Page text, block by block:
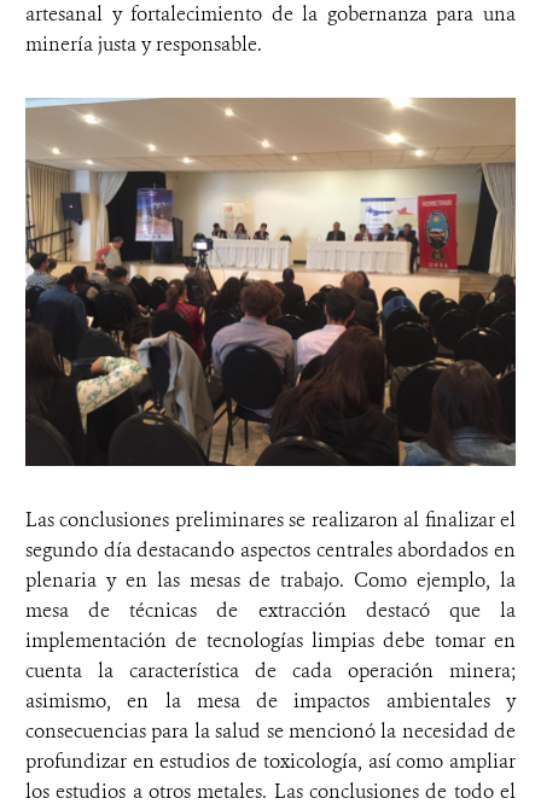
artesanal y fortalecimiento de la gobernanza para una
minería justa y responsable.
Las conclusiones preliminares se realizaron al finalizar el
segundo día destacando aspectos centrales abordados en
plenaria y en las mesas de trabajo. Como ejemplo, la
mesa de técnicas de extracción destacó que la
implementación de tecnologías limpias debe tomar en
cuenta la característica de cada operación minera;
asimismo, en la mesa de impactos ambientales y
consecuencias para la salud se mencionó la necesidad de
profundizar en estudios de toxicología, así como ampliar
los estudios a otros metales. Las conclusiones de todo el